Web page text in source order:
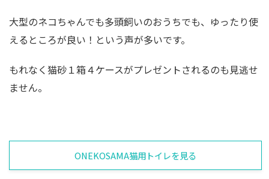
大型のネコちゃんでも多頭飼いのおうちでも、ゆったり使
えるところが良い！という声が多いです。
もれなく猫砂１箱４ケースがプレゼントされるのも見逃せ
ません。
ONEKOSAMA猫用トイレを見る